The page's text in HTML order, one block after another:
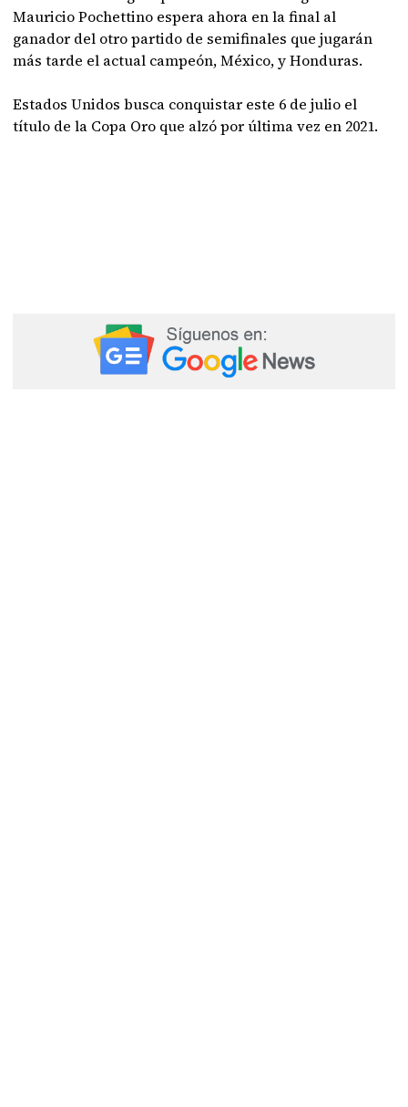
Mauricio Pochettino espera ahora en la final al
ganador del otro partido de semifinales que jugarán
más tarde el actual campeón, México, y Honduras.
Estados Unidos busca conquistar este 6 de julio el
título de la Copa Oro que alzó por última vez en 2021.